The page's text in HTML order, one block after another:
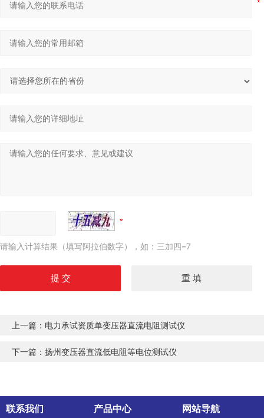
请输入计算结果（填写阿拉伯数字），如：三加四=7
上一篇： 电力承试资质单变压器直流电阻测试仪
下一篇： 扬州变压器直流低电阻等电位测试仪
联系我们 产品中心 网站导航